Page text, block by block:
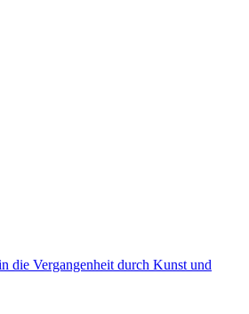
die Vergangenheit durch Kunst und